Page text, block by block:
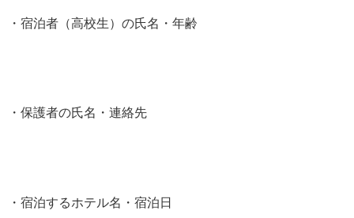
・宿泊者（高校生）の氏名・年齢
・保護者の氏名・連絡先
・宿泊するホテル名・宿泊日